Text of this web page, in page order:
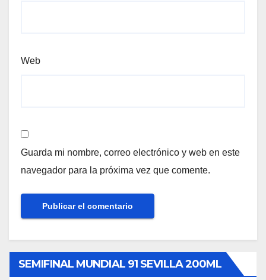
Web
Guarda mi nombre, correo electrónico y web en este
navegador para la próxima vez que comente.
SEMIFINAL MUNDIAL 91 SEVILLA 200ML